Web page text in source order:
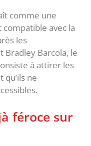
comme une
avec la
les
Bradley Barcola, le
à attirer les
ne
féroce sur